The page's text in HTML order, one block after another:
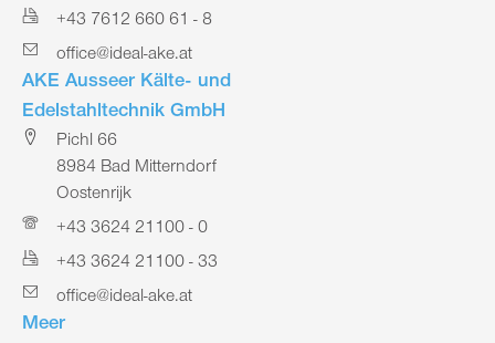
+43 7612 660 61 - 8
office@ideal-ake.at
AKE Ausseer Kälte- und
Edelstahltechnik GmbH
Pichl 66
8984 Bad Mitterndorf
Oostenrijk
+43 3624 21100 - 0
+43 3624 21100 - 33
office@ideal-ake.at
Meer